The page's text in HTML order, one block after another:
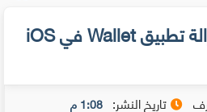
قد تسمح Apple بإزالة تطبيق Wallet في iOS
تاريخ النشر: 1:08 م